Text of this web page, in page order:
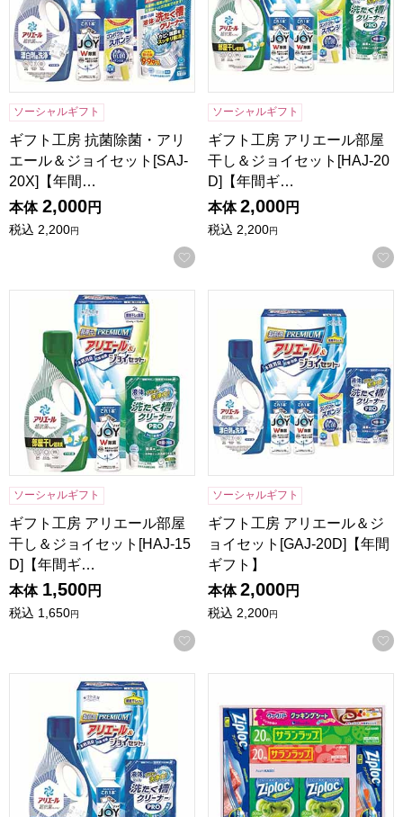
ソーシャルギフト
ギフト工房 抗菌除菌・アリ
エール＆ジョイセット[SAJ-
20X]【年間…
本体 2,000円
税込 2,200円
お気に入りに登録する
ソーシャルギフト
ギフト工房 アリエール部屋
干し＆ジョイセット[HAJ-20
D]【年間ギ…
本体 2,000円
税込 2,200円
ギフト工房 アリエール部屋干し＆ジョイセット[HAJ-15D]【
ソーシャルギフト
ギフト工房 アリエール部屋
干し＆ジョイセット[HAJ-15
D]【年間ギ…
本体 1,500円
税込 1,650円
お気に入りに登録する
ソーシャルギフト
ギフト工房 アリエール＆ジ
ョイセット[GAJ-20D]【年間
ギフト】
本体 2,000円
税込 2,200円
ギフト工房 アリエール＆ジョイセット[GAJ-15D]【年間ギフ